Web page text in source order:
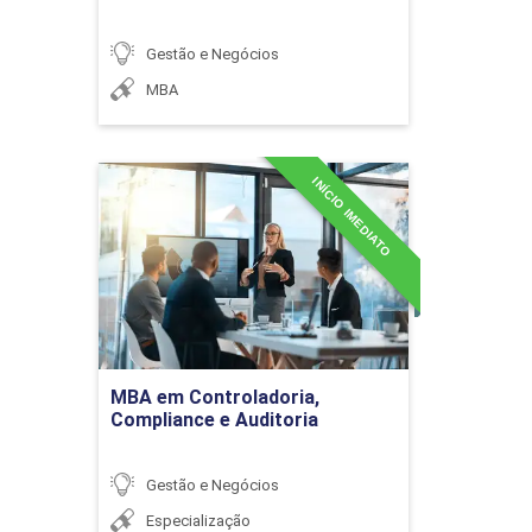
DIREITO EMPRESARIAL
Módulos
Direito do trabalho e do consumidor
do Direito do Consumidor
GESTÃO FINANCEIRA
Módulos
Gestão e Negócios
MBA
MBA em Controladoria,
Compliance e Auditoria
INÍCIO IMEDIATO
Gestão e Negócios
Especialização
MBA em Controladoria,
Compliance e Auditoria
Detalhes do curso
Ir para Inscrição